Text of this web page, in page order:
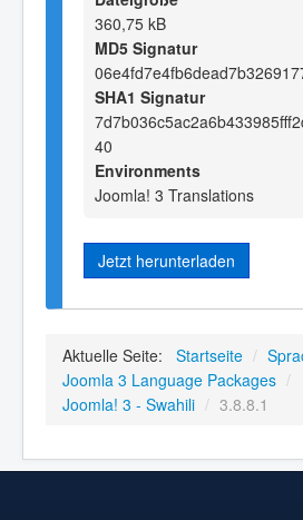
360,75 kB
MD5 Signatur
SHA1 Signatur
40
Environments
Joomla! 3 Translations
Jetzt herunterladen
Aktuelle Seite: Startseite /
Joomla 3 Language Packages /
Joomla! 3 - Swahili / 3.8.8.1